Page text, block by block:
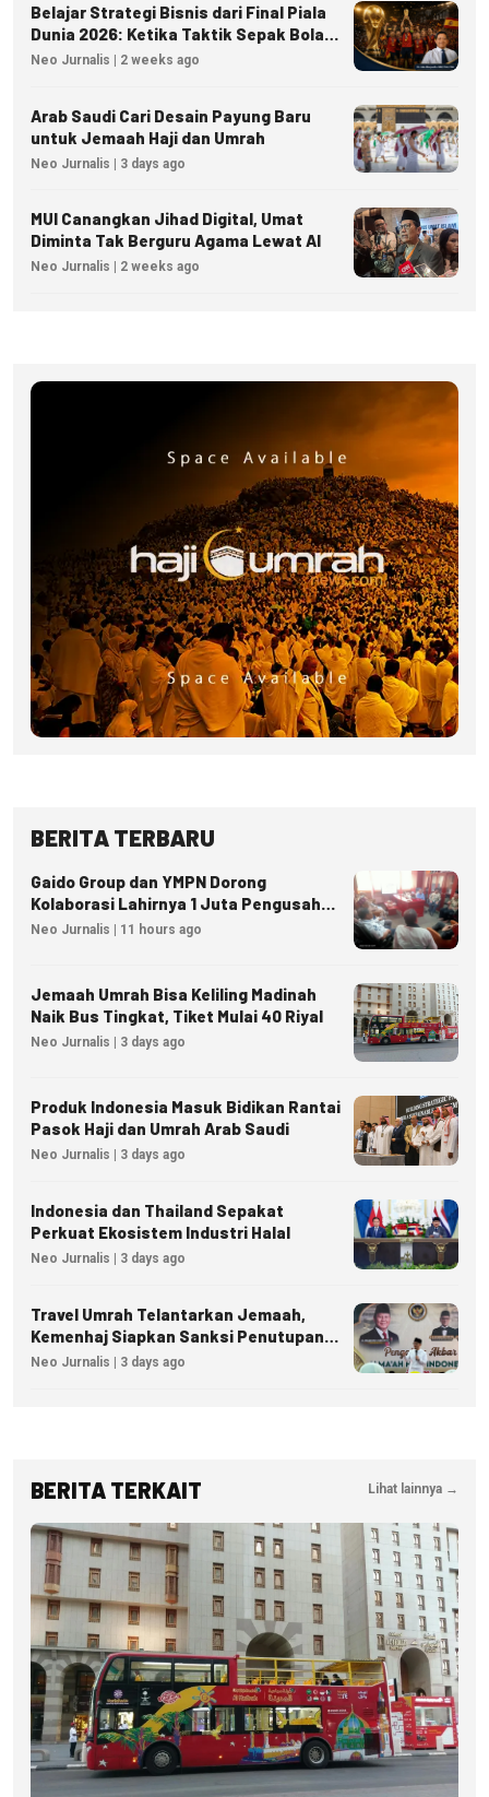
Belajar Strategi Bisnis dari Final Piala
Dunia 2026: Ketika Taktik Sepak Bola
Menjadi Inspirasi Kesuksesan Bisnis
Neo Jurnalis | 2 weeks ago
Arab Saudi Cari Desain Payung Baru
untuk Jemaah Haji dan Umrah
Neo Jurnalis | 3 days ago
MUI Canangkan Jihad Digital, Umat
Diminta Tak Berguru Agama Lewat AI
Neo Jurnalis | 2 weeks ago
BERITA TERBARU
Gaido Group dan YMPN Dorong
Kolaborasi Lahirnya 1 Juta Pengusaha
Ekonomi Syariah
Neo Jurnalis | 11 hours ago
Jemaah Umrah Bisa Keliling Madinah
Naik Bus Tingkat, Tiket Mulai 40 Riyal
Neo Jurnalis | 3 days ago
Produk Indonesia Masuk Bidikan Rantai
Pasok Haji dan Umrah Arab Saudi
Neo Jurnalis | 3 days ago
Indonesia dan Thailand Sepakat
Perkuat Ekosistem Industri Halal
Neo Jurnalis | 3 days ago
Travel Umrah Telantarkan Jemaah,
Kemenhaj Siapkan Sanksi Penutupan
Izin hingga Pidana
Neo Jurnalis | 3 days ago
BERITA TERKAIT Lihat lainnya →